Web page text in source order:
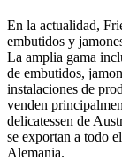
En la actualidad,
embutidos y
La amplia gama
de embutidos,
instalaciones de
venden
delicatessen de
se exportan a todo
Alemania.